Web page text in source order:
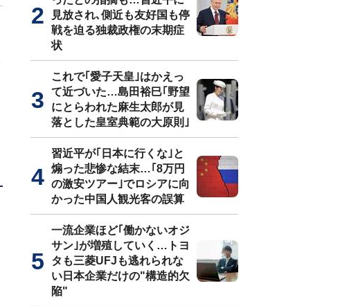
見放され､側近も友好国も停
戦を迫る独裁政権の末期症
状
これで｢愛子天皇｣はかえっ
て近づいた…島田裕巳｢野望
にとらわれた麻生太郎が見
落とした皇室典範の大原則｣
習近平が｢日本に行くな｣と
煽った悲惨な結末…｢8万円
の激安ツアー｣でロシアに向
かった中国人観光客の誤算
一流企業ほど｢働かないオジ
サン｣が増殖していく…トヨ
タも三菱UFJも逃れられな
い日本企業だけの"構造的欠
陥"